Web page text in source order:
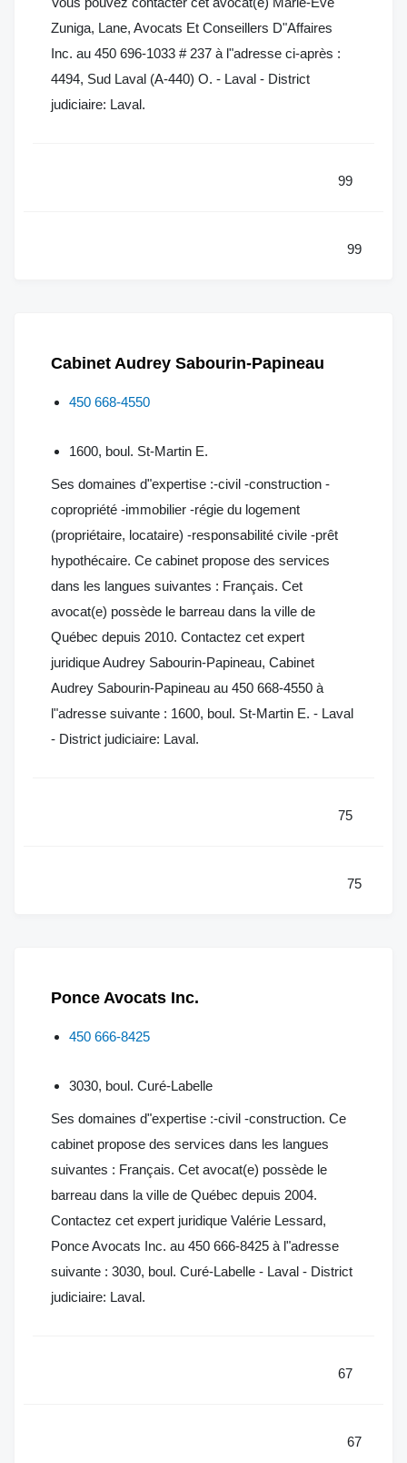
Zuniga, Lane, Avocats Et Conseillers D"Affaires
Inc. au 450 696-1033 # 237 à l"adresse ci-après :
4494, Sud Laval (A-440) O. - Laval - District
judiciaire: Laval.
99
99
Cabinet Audrey Sabourin-Papineau
450 668-4550
1600, boul. St-Martin E.
Ses domaines d"expertise :-civil -construction -
copropriété -immobilier -régie du logement
(propriétaire, locataire) -responsabilité civile -prêt
hypothécaire. Ce cabinet propose des services
dans les langues suivantes : Français. Cet
avocat(e) possède le barreau dans la ville de
Québec depuis 2010. Contactez cet expert
juridique Audrey Sabourin-Papineau, Cabinet
Audrey Sabourin-Papineau au 450 668-4550 à
l"adresse suivante : 1600, boul. St-Martin E. - Laval
- District judiciaire: Laval.
75
75
Ponce Avocats Inc.
450 666-8425
3030, boul. Curé-Labelle
Ses domaines d"expertise :-civil -construction. Ce
cabinet propose des services dans les langues
suivantes : Français. Cet avocat(e) possède le
barreau dans la ville de Québec depuis 2004.
Contactez cet expert juridique Valérie Lessard,
Ponce Avocats Inc. au 450 666-8425 à l"adresse
suivante : 3030, boul. Curé-Labelle - Laval - District
judiciaire: Laval.
67
67